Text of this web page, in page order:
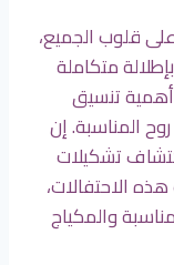
قلوب الجميع،
متكاملة
تنسيق
المناسبة. إن
تشكيلات
الاحتفالات،
والمكياج